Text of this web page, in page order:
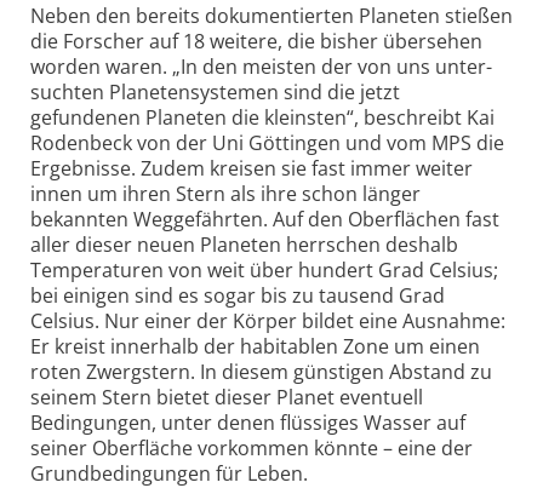
Neben den bereits dokumen­tierten Planeten stießen
die Forscher auf 18 weitere, die bisher übersehen
worden waren. „In den meisten der von uns unter­
suchten Planeten­systemen sind die jetzt
gefundenen Planeten die kleinsten“, beschreibt Kai
Rodenbeck von der Uni Göttingen und vom MPS die
Ergebnisse. Zudem kreisen sie fast immer weiter
innen um ihren Stern als ihre schon länger
bekannten Weg­gefährten. Auf den Ober­flächen fast
aller dieser neuen Planeten herrschen deshalb
Tempera­turen von weit über hundert Grad Celsius;
bei einigen sind es sogar bis zu tausend Grad
Celsius. Nur einer der Körper bildet eine Ausnahme:
Er kreist innerhalb der habi­tablen Zone um einen
roten Zwergstern. In diesem günstigen Abstand zu
seinem Stern bietet dieser Planet eventuell
Bedingungen, unter denen flüs­siges Wasser auf
seiner Ober­fläche vorkommen könnte – eine der
Grund­bedingungen für Leben.